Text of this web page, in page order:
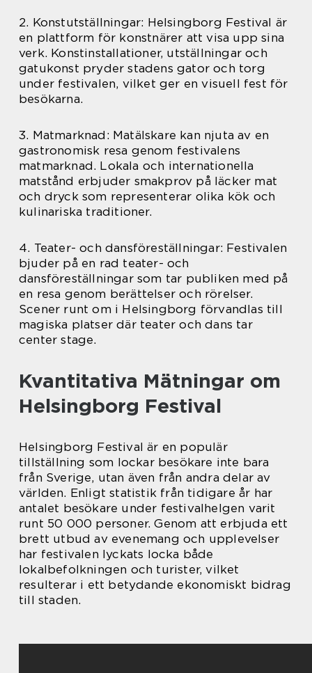
2. Konstutställningar: Helsingborg Festival är
en plattform för konstnärer att visa upp sina
verk. Konstinstallationer, utställningar och
gatukonst pryder stadens gator och torg
under festivalen, vilket ger en visuell fest för
besökarna.
3. Matmarknad: Matälskare kan njuta av en
gastronomisk resa genom festivalens
matmarknad. Lokala och internationella
matstånd erbjuder smakprov på läcker mat
och dryck som representerar olika kök och
kulinariska traditioner.
4. Teater- och dansföreställningar: Festivalen
bjuder på en rad teater- och
dansföreställningar som tar publiken med på
en resa genom berättelser och rörelser.
Scener runt om i Helsingborg förvandlas till
magiska platser där teater och dans tar
center stage.
Kvantitativa Mätningar om
Helsingborg Festival
Helsingborg Festival är en populär
tillställning som lockar besökare inte bara
från Sverige, utan även från andra delar av
världen. Enligt statistik från tidigare år har
antalet besökare under festivalhelgen varit
runt 50 000 personer. Genom att erbjuda ett
brett utbud av evenemang och upplevelser
har festivalen lyckats locka både
lokalbefolkningen och turister, vilket
resulterar i ett betydande ekonomiskt bidrag
till staden.